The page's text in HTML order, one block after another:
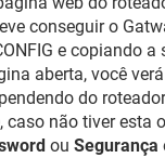
conseguir o
e copiando
aberta, você
do
caso não tiver esta
ou Segurança